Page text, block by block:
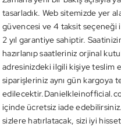
tasarladık. Web sitemizde yer
güvencesi ve 4 taksit seçeneği
2 yıl garantiye sahiptir.
hazırlanıp saatleriniz orjinal
adresinizdeki ilgili kişiye teslim
siparişleriniz aynı gün kargoya
içinde ücretsiz iade
sizlere hatırlatacak, sizi iyi